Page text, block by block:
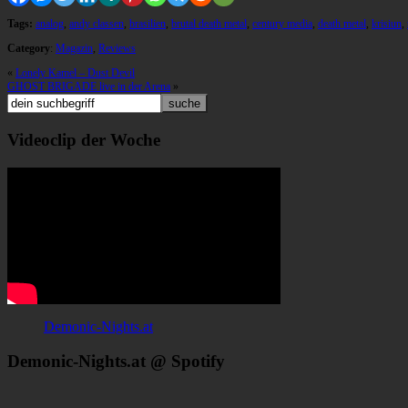
Tags: analog, andy classen, brasilien, brutal death metal, century media, death metal, krisiun,
Category: Magazin, Reviews
« Lonely Kamel – Dust Devil
GHOST BRIGADE live in der Arena »
Videoclip der Woche
Demonic-Nights.at
Demonic-Nights.at @ Spotify